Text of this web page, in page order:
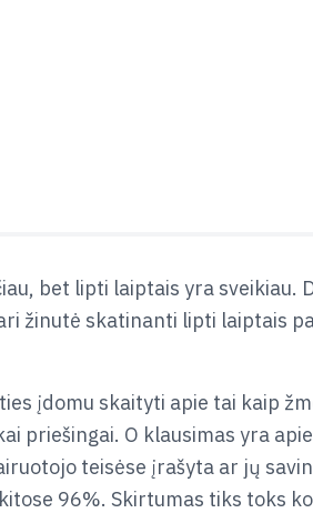
bet lipti laiptais yra sveikiau.
žinutė skatinanti lipti laiptais
įdomu skaityti apie tai kaip
priešingai. O klausimas yra
teisėse įrašyta ar jų
96%. Skirtumas tiks toks